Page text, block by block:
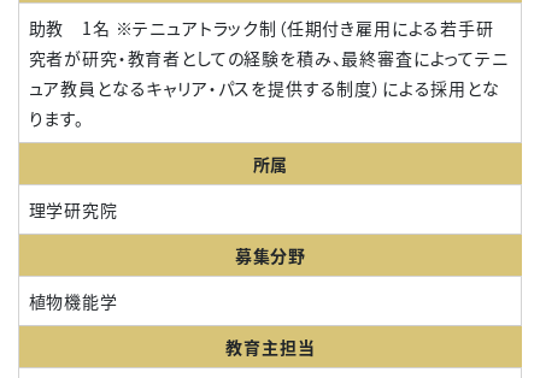
助教 1名 ※テニュアトラック制（任期付き雇用による若手研
究者が研究・教育者としての経験を積み、最終審査によってテニ
ュア教員となるキャリア・パスを提供する制度）による採用とな
ります。
所属
理学研究院
募集分野
植物機能学
教育主担当